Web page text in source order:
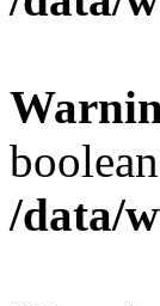
/data/